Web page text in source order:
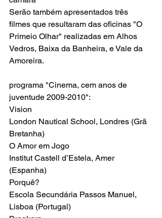
Serão também apresentados três
filmes que resultaram das oficinas "O
Primeio Olhar" realizadas em Alhos
Vedros, Baixa da Banheira, e Vale da
Amoreira.
programa "Cinema, cem anos de
juventude 2009-2010":
Vision
London Nautical School, Londres (Grã
Bretanha)
O Amor em Jogo
Institut Castell d’Estela, Amer
(Espanha)
Porquê?
Escola Secundária Passos Manuel,
Lisboa (Portugal)